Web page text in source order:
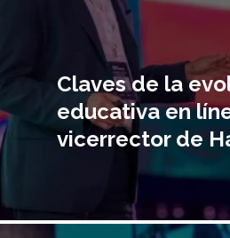
Claves de la
educativa en
vicerrector de